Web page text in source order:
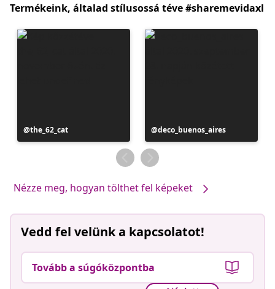
Termékeink, általad stílusossá téve #sharemevidaxl
Bejegyzés
közzétevője
the_62_cat
Bejegyzés
közzétevője
deco_buenos_aires
Nézze meg, hogyan tölthet fel képeket
Vedd fel velünk a kapcsolatot!
Tovább a súgóközpontba